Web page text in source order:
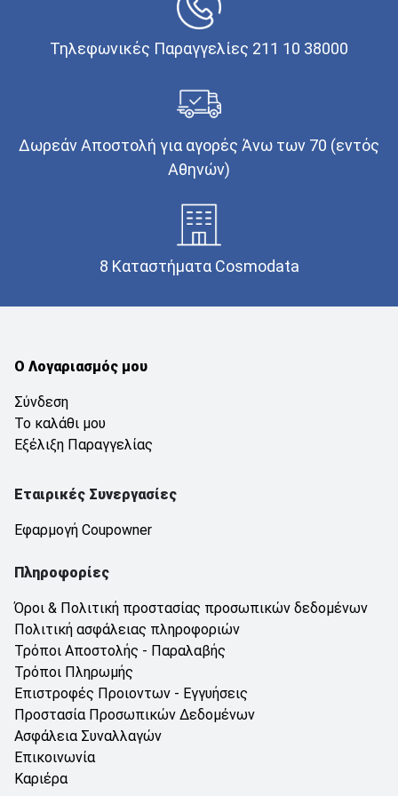
Τηλεφωνικές Παραγγελίες 211 10 38000
Δωρεάν Αποστολή για αγορές Άνω των 70 (εντός
Αθηνών)
8 Καταστήματα Cosmodata
Ο Λογαριασμός μου
Σύνδεση
Το καλάθι μου
Εξέλιξη Παραγγελίας
Εταιρικές Συνεργασίες
Εφαρμογή Coupowner
Πληροφορίες
Όροι & Πολιτική προστασίας προσωπικών δεδομένων
Πολιτική ασφάλειας πληροφοριών
Τρόποι Αποστολής - Παραλαβής
Τρόποι Πληρωμής
Επιστροφές Προιοντων - Εγγυήσεις
Προστασία Προσωπικών Δεδομένων
Ασφάλεια Συναλλαγών
Επικοινωνία
Καριέρα